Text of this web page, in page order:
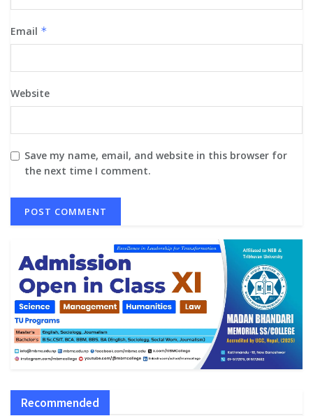
Email *
Website
Save my name, email, and website in this browser for
the next time I comment.
Recommended